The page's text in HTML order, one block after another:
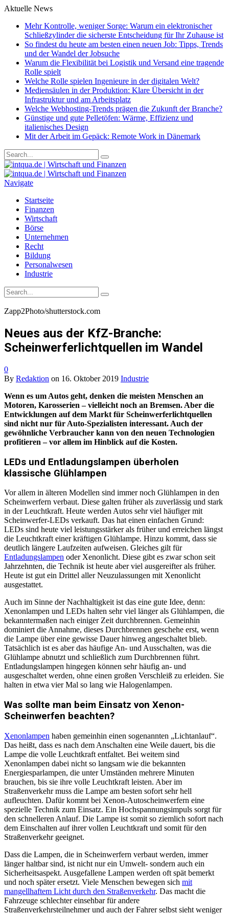
Aktuelle News
Mehr Kontrolle, weniger Sorge: Warum ein elektronischer
Schließzylinder die sicherste Entscheidung für Ihr Zuhause ist
So findest du heute am besten einen neuen Job: Tipps, Trends
und der Wandel der Jobsuche
Warum die Flexibilität bei Logistik und Versand eine tragende
Rolle spielt
Welche Rolle spielen Ingenieure in der digitalen Welt?
Mediensäulen in der Produktion: Klare Übersicht in der
Infrastruktur und am Arbeitsplatz
Welche Webhosting-Trends prägen die Zukunft der Branche?
Günstige und gute Pelletöfen: Wärme, Effizienz und
italienisches Design
Mit der Arbeit im Gepäck: Remote Work in Dänemark
Navigate
Startseite
Finanzen
Wirtschaft
Börse
Unternehmen
Recht
Bildung
Personalwesen
Industrie
Zapp2Photo/shutterstock.com
Neues aus der KfZ-Branche:
Scheinwerferlichtquellen im Wandel
0
By Redaktion on 16. Oktober 2019 Industrie
Wenn es um Autos geht, denken die meisten Menschen an
Motoren, Karosserien – vielleicht noch an Bremsen. Aber die
Entwicklungen auf dem Markt für Scheinwerferlichtquellen
sind nicht nur für Auto-Spezialisten interessant. Auch der
gewöhnliche Verbraucher kann von den neuen Technologien
profitieren – vor allem im Hinblick auf die Kosten.
LEDs und Entladungslampen überholen
klassische Glühlampen
Vor allem in älteren Modellen sind immer noch Glühlampen in den
Scheinwerfern verbaut. Diese galten früher als zuverlässig und stark
in der Leuchtkraft. Heute werden Autos sehr viel häufiger mit
Scheinwerfer-LEDs verkauft. Das hat einen einfachen Grund:
LEDs sind heute viel leistungsstärker als früher und erreichen längst
die Leuchtkraft einer kräftigen Glühlampe. Hinzu kommt, dass sie
deutlich längere Laufzeiten aufweisen. Gleiches gilt für
Entladungslampen oder Xenonlicht. Diese gibt es zwar schon seit
Jahrzehnten, die Technik ist heute aber viel ausgereifter als früher.
Heute ist gut ein Drittel aller Neuzulassungen mit Xenonlicht
ausgestattet.
Auch im Sinne der Nachhaltigkeit ist das eine gute Idee, denn:
Xenonlampen und LEDs halten sehr viel länger als Glühlampen, die
bekanntermaßen nach einiger Zeit durchbrennen. Gemeinhin
dominiert die Annahme, dieses Durchbrennen geschehe erst, wenn
die Lampe über eine gewisse Dauer hinweg angeschaltet blieb.
Tatsächlich ist es aber das häufige An- und Ausschalten, was die
Glühlampe abnutzt und schließlich zum Durchbrennen führt.
Entladungslampen hingegen können sehr häufig an- und
ausgeschaltet werden, ohne einen großen Verschleiß zu erleiden. Sie
halten in etwa vier Mal so lang wie Halogenlampen.
Was sollte man beim Einsatz von Xenon-
Scheinwerfen beachten?
Xenonlampen haben gemeinhin einen sogenannten „Lichtanlauf“.
Das heißt, dass es nach dem Anschalten eine Weile dauert, bis die
Lampe die volle Leuchtkraft entfaltet. Bei weitem sind
Xenonlampen dabei nicht so langsam wie die bekannten
Energiesparlampen, die unter Umständen mehrere Minuten
brauchen, bis sie ihre volle Leuchtkraft leisten. Aber im
Straßenverkehr muss die Lampe am besten sofort sehr hell
aufleuchten. Dafür kommt bei Xenon-Autoscheinwerfern eine
spezielle Technik zum Einsatz. Ein Hochspannungsimpuls sorgt für
den schnelleren Anlauf. Die Lampe ist somit so ziemlich sofort nach
dem Einschalten auf ihrer vollen Leuchtkraft und somit für den
Straßenverkehr geeignet.
Dass die Lampen, die in Scheinwerfern verbaut werden, immer
länger haltbar sind, ist nicht nur ein Umwelt- sondern auch ein
Sicherheitsaspekt. Ausgefallene Lampen werden oft spät bemerkt
und noch später ersetzt. Viele Menschen bewegen sich mit
mangellhaftem Licht durch den Straßenverkehr. Das macht die
Fahrzeuge schlechter einsehbar für andere
Straßenverkehrsteilnehmer und auch der Fahrer selbst sieht weniger